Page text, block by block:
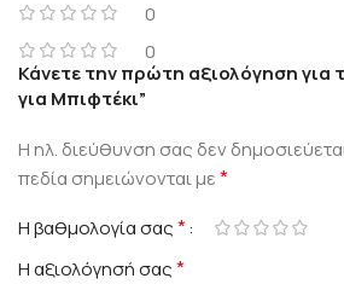
0
0
Κάνετε την πρώτη αξιολόγηση για
για Μπιφτέκι”
Η ηλ. διεύθυνση σας δεν
πεδία σημειώνονται με*
Η βαθμολογία σας*
Η αξιολόγησή σας*